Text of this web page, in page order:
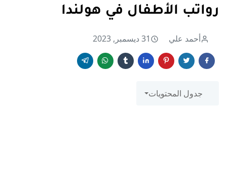
رواتب الأطفال في هولندا
أحمد علي 31 ديسمبر, 2023
جدول المحتويات